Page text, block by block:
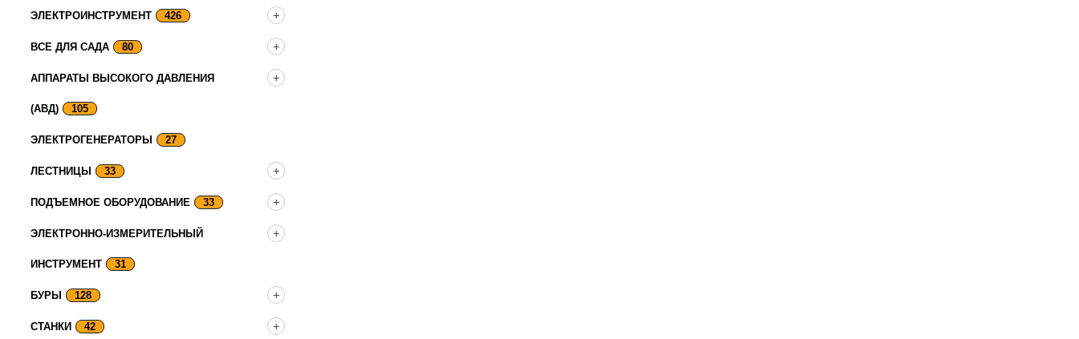
ЭЛЕКТРОИНСТРУМЕНТ 426
ВСЕ ДЛЯ САДА 80
АППАРАТЫ ВЫСОКОГО ДАВЛЕНИЯ
(АВД) 105
ЭЛЕКТРОГЕНЕРАТОРЫ 27
ЛЕСТНИЦЫ 33
ПОДЪЕМНОЕ ОБОРУДОВАНИЕ 33
ЭЛЕКТРОННО-ИЗМЕРИТЕЛЬНЫЙ
ИНСТРУМЕНТ 31
БУРЫ 128
СТАНКИ 42